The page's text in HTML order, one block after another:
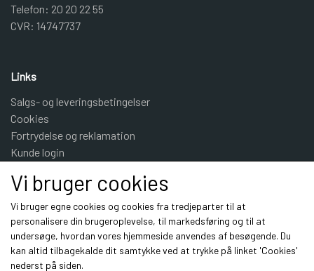
Telefon: 20 20 22 55
CVR: 14747737
Links
Salgs- og leveringsbetingelser
Cookies
Fortrydelse og reklamation
Kunde login
Kontakt
Sociale medier
Vi bruger cookies
Vi bruger egne cookies og cookies fra tredjeparter til at
personalisere din brugeroplevelse, til markedsføring og til at
undersøge, hvordan vores hjemmeside anvendes af besøgende. Du
kan altid tilbagekalde dit samtykke ved at trykke på linket 'Cookies'
nederst på siden.